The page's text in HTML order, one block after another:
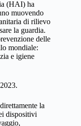
(HAI) ha
muovendo
di rilievo
la guardia.
delle
mondiale:
e igiene
la
dispositivi